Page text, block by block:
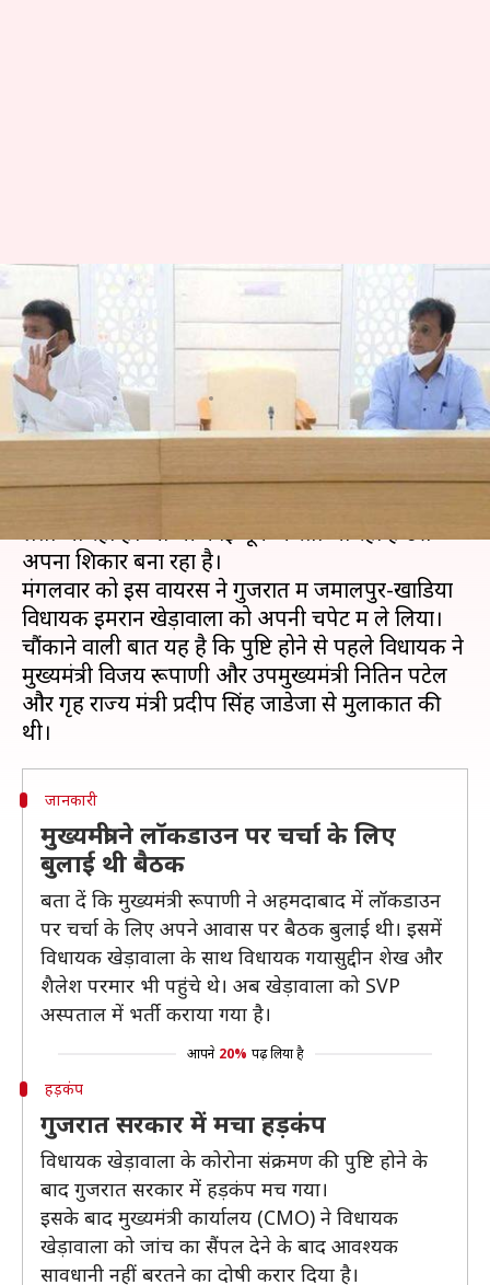
गुजरात में कांग्रेस विधायक कोरोना
पॉजिटिव, मुख्यमंत्री और उपमुख्यमंत्री
से कर चुके हैं मुलाकात
लेखन भारत शर्मा Apr 15, 2020
लेता जा रहा है। जो भी कोई चूक करता जा रहा है उसे
अपना शिकार बना रहा है।
मंगलवार को इस वायरस ने गुजरात में जमालपुर-खाडिया
विधायक इमरान खेड़ावाला को अपनी चपेट में ले लिया।
चौंकाने वाली बात यह है कि पुष्टि होने से पहले विधायक ने
मुख्यमंत्री विजय रूपाणी और उपमुख्यमंत्री नितिन पटेल
और गृह राज्य मंत्री प्रदीप सिंह जाडेजा से मुलाकात की
जानकारी
मुख्यमंत्री ने लॉकडाउन पर चर्चा के लिए
बुलाई थी बैठक
बता दें कि मुख्यमंत्री रूपाणी ने अहमदाबाद में लॉकडाउन
पर चर्चा के लिए अपने आवास पर बैठक बुलाई थी। इसमें
विधायक खेड़ावाला के साथ विधायक गयासुद्दीन शेख और
शैलेश परमार भी पहुंचे थे। अब खेड़ावाला को SVP
अस्पताल में भर्ती कराया गया है।
आपने 20% पढ़ लिया है
हड़कंप
गुजरात सरकार में मचा हड़कंप
विधायक खेड़ावाला के कोरोना संक्रमण की पुष्टि होने के
बाद गुजरात सरकार में हड़कंप मच गया।
इसके बाद मुख्यमंत्री कार्यालय (CMO) ने विधायक
खेड़ावाला को जांच का सैंपल देने के बाद आवश्यक
सावधानी नहीं बरतने का दोषी करार दिया है।